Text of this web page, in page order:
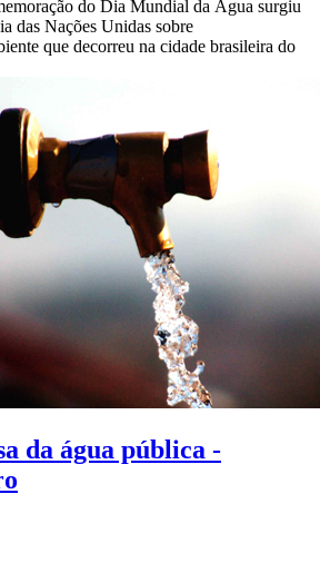
do Dia Mundial da Água surgiu
das Nações Unidas sobre
que decorreu na cidade brasileira do
da água pública -